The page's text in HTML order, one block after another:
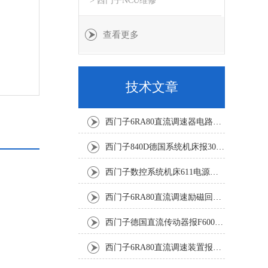
查看更多
技术文章
西门子6RA80直流调速器电路板坏销售修理单位
西门子840D德国系统机床报300501修复解决
西门子数控系统机床611电源模块灯不显示修复解决
西门子6RA80直流调速励磁回路坏报F60005修复排除
西门子德国直流传动器报F60067高温报警修复排除方法
西门子6RA80直流调速装置报F60035修复排除方法